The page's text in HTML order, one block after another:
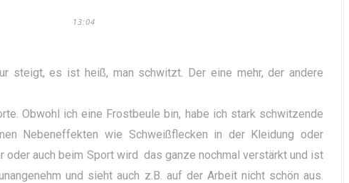
13:04
steigt, es ist heiß, man schwitzt. Der eine mehr, der andere
Obwohl ich eine Frostbeule bin, habe ich stark schwitzende
Nebeneffekten wie Schweißflecken in der Kleidung oder
oder auch beim Sport wird das ganze nochmal verstärkt und ist
und sieht auch z.B. auf der Arbeit nicht schön aus.